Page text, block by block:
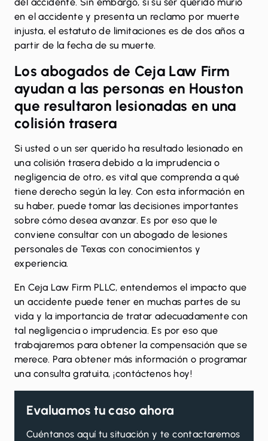
del accidente. Sin embargo, si su ser querido murió
en el accidente y presenta un reclamo por muerte
injusta, el estatuto de limitaciones es de dos años a
partir de la fecha de su muerte.
Los abogados de Ceja Law Firm
ayudan a las personas en Houston
que resultaron lesionadas en una
colisión trasera
Si usted o un ser querido ha resultado lesionado en
una colisión trasera debido a la imprudencia o
negligencia de otro, es vital que comprenda a qué
tiene derecho según la ley. Con esta información en
su haber, puede tomar las decisiones importantes
sobre cómo desea avanzar. Es por eso que le
conviene consultar con un abogado de lesiones
personales de Texas con conocimientos y
experiencia.
En Ceja Law Firm PLLC, entendemos el impacto que
un accidente puede tener en muchas partes de su
vida y la importancia de tratar adecuadamente con
tal negligencia o imprudencia. Es por eso que
trabajaremos para obtener la compensación que se
merece. Para obtener más información o programar
una consulta gratuita,¡contáctenos hoy!
Evaluamos tu caso ahora
Cuéntanos aquí tu situación y te contactaremos